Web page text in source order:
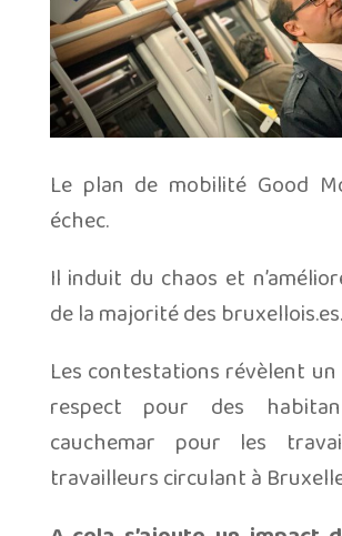
Le plan de mobilité Good
échec.
Il induit du chaos et
de la majorité des bruxellois.es.
Les contestations révèlent
respect pour des
cauchemar pour les
travailleurs circulant à